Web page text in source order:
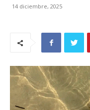
14 diciembre, 2025